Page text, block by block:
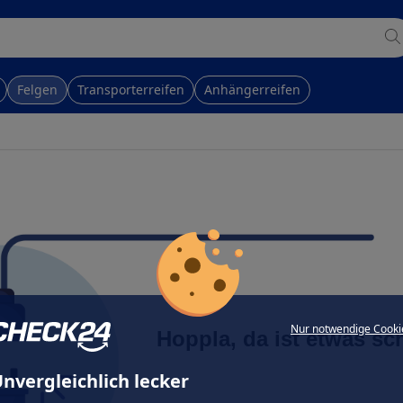
Nur notwendige
lecker
Felgen Transporterreifen Anhängerreifen
Hoppla, da ist etwas